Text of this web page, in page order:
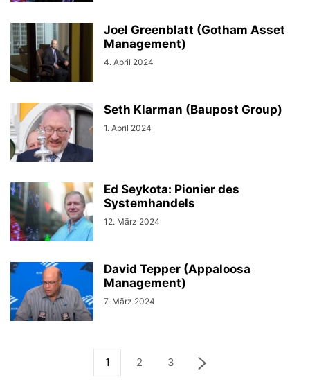
Joel Greenblatt (Gotham Asset
Management)
4. April 2024
Seth Klarman (Baupost Group)
1. April 2024
Ed Seykota: Pionier des
Systemhandels
12. März 2024
David Tepper (Appaloosa
Management)
7. März 2024
1 2 3